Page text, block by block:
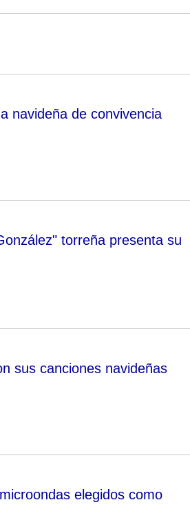
navideña de convivencia
torreña presenta su
sus canciones navideñas
elegidos como